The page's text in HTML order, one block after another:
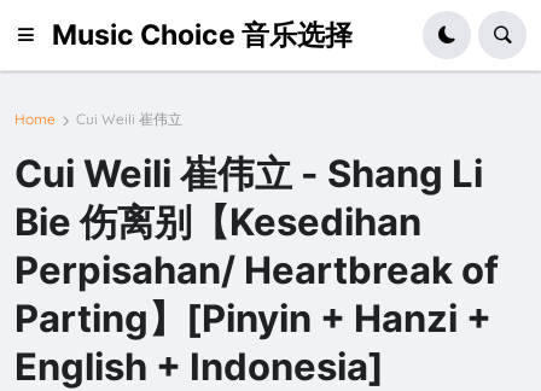
Music Choice 音乐选择
Home Cui Weili 崔伟立
Cui Weili 崔伟立 - Shang Li
Bie 伤离别【Kesedihan
Perpisahan/ Heartbreak of
Parting】[Pinyin + Hanzi +
English + Indonesia]